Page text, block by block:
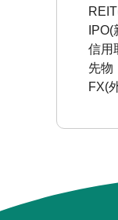
信用
先物
FX(